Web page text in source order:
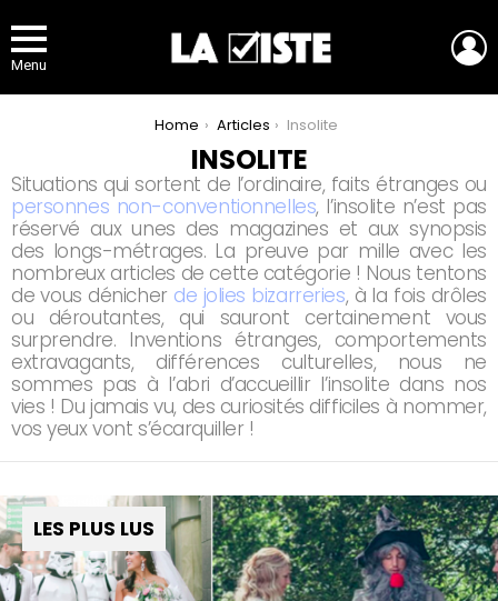
Menu
Home Articles Insolite
INSOLITE
Situations qui sortent de l’ordinaire, faits étranges ou
personnes non-conventionnelles, l’insolite n’est pas
réservé aux unes des magazines et aux synopsis
des longs-métrages. La preuve par mille avec les
nombreux articles de cette catégorie ! Nous tentons
de vous dénicher de jolies bizarreries, à la fois drôles
ou déroutantes, qui sauront certainement vous
surprendre. Inventions étranges, comportements
extravagants, différences culturelles, nous ne
sommes pas à l’abri d’accueillir l’insolite dans nos
vies ! Du jamais vu, des curiosités difficiles à nommer,
vos yeux vont s’écarquiller !
LES PLUS LUS